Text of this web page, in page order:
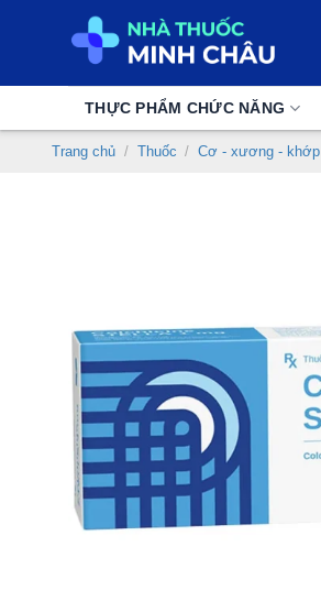
THỰC PHẨM CHỨC NĂNG
Trang chủ / Thuốc / Cơ - xương - khớp